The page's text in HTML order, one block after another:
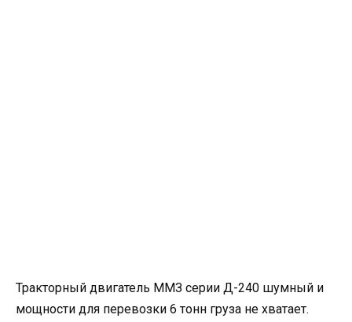
Тракторный двигатель ММЗ серии Д-240 шумный и
мощности для перевозки 6 тонн груза не хватает.